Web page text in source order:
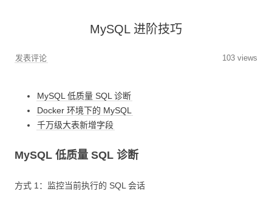
MySQL 进阶技巧
发表评论 103 views
MySQL 低质量 SQL 诊断
Docker 环境下的 MySQL
千万级大表新增字段
MySQL 低质量 SQL 诊断
方式 1：监控当前执行的 SQL 会话